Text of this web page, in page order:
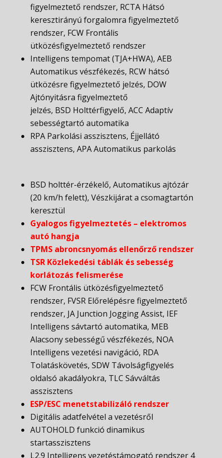
figyelmeztető rendszer, RCTA Hátsó
keresztirányú forgalomra figyelmeztető
rendszer, FCW Frontális
ütközésfigyelmeztető rendszer
Intelligens tempomat (TJA+HWA), AEB
Automatikus vészfékezés, RCW hátsó
ütközésre figyelmeztető jelzés, DOW
Ajtónyitásra figyelmeztető
jelzés, BSD Holttérfigyelő, ACC Adaptív
sebességtartó automatika
RPA Parkolási asszisztens, Éjjellátó
asszisztens, APA Automatikus parkolás
BSD holttér-érzékelő, Automatikus ajtózár
(20 km/h felett), Vészkijárat a csomagtartón
keresztül
Gyalogos figyelmeztetés – elektromos
autó hangja
TPMS abroncsnyomás ellenőrző rendszer
TSR Közlekedési táblák és sebesség
korlátozás felismerése
FCW Frontális ütközésfigyelmeztető
rendszer, FVSR Előrelépésre figyelmeztető
rendszer, JA Junction Jogging Assist, IEF
Intelligens sávtartó automatika, MEB
Alacsony sebességű vészfékezés, NOA
Intelligens vezetési navigáció, RDA
Tolatáskövetés, SDW Távolságfigyelés
oldalsó akadályokra, TLC Sávváltás
asszisztens
ESP/ESC menetstabilizáló rendszer
Digitális adatfelvétel a vezetésről
AUTOHOLD funkció dinamikus
startasszisztens
L2.9 Intelligens vezetéstámogató rendszer 4